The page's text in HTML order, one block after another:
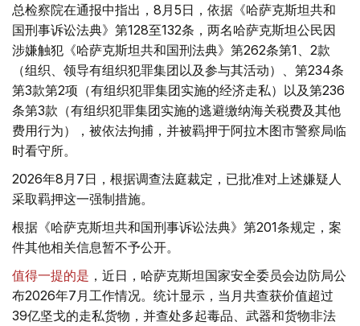
总检察院在通报中指出，8月5日，依据《哈萨克斯坦共和
国刑事诉讼法典》第128至132条，两名哈萨克斯坦公民因
涉嫌触犯《哈萨克斯坦共和国刑法典》第262条第1、2款
（组织、领导有组织犯罪集团以及参与其活动）、第234条
第3款第2项（有组织犯罪集团实施的经济走私）以及第236
条第3款（有组织犯罪集团实施的逃避缴纳海关税费及其他
费用行为），被依法拘捕，并被羁押于阿拉木图市警察局临
时看守所。
2026年8月7日，根据调查法庭裁定，已批准对上述嫌疑人
采取羁押这一强制措施。
根据《哈萨克斯坦共和国刑事诉讼法典》第201条规定，案
件其他相关信息暂不予公开。
值得一提的是 ，近日，哈萨克斯坦国家安全委员会边防局公
布2026年7月工作情况。统计显示，当月共查获价值超过
39亿坚戈的走私货物，并查处多起毒品、武器和货物非法